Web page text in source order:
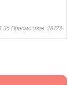
Просмотров: 28723